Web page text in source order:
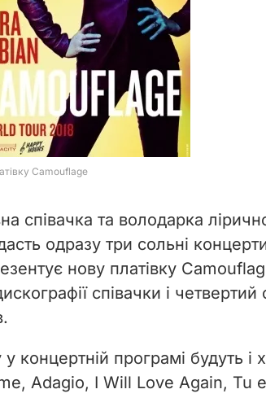
співачка та володарка
одразу три сольні
нову платівку
співачки і четвертий
концертній програмі будуть і
Adagio, I Will Love Again, Tu